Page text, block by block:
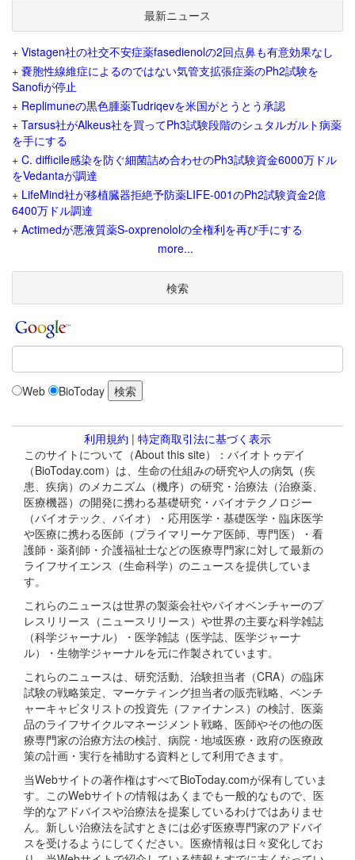
最新ニュース
+ Vistagen社の社交不安症薬fasedienolの2回点鼻も有意効果なし
+ 嚢胞性線維症によるのではない気管支拡張症薬のPh2試験を
Sanofiが停止
+ Replimuneの黒色腫薬Tudriqevを米国がとうとう承認
+ Tarsus社がAlkeus社を買ってPh3試験段階のシュタルガルト病薬
を手にする
+ C. difficile感染を防ぐ細菌詰め合わせのPh3試験資金6000万ドル
をVedantaが調達
+ LifeMind社が移植臓器拒絶予防薬LIFE-001のPh2試験資金2億
6400万ドル調達
+ Actimedが悪液質薬S-oxprenololの全権利を再び手にする
more...
検索
Web BioToday
利用規約 | 特定商取引法に基づく表示
このサイトについて（About this site）：バイオトゥデイ
（BioToday.com）は、生命の仕組みの研究や人の病気（疾
患、疾病）のメカニズム（機序）の研究・治療法（治療薬、
医療機器）の開発に携わる基礎研究・バイオテクノロジー
（バイオテック、バイオ）・応用医学・基礎医学・臨床医学
や医療に携わる医師（プライマリーケア医師、専門医）・看
護師・薬剤師・介護福祉士などの医療専門家に対して最新の
ライフサイエンス（生命科学）のニュースを提供していま
す。
これらのニュースは世界の製薬会社やバイオベンチャーのプ
レスリリース（ニュースリリース）や世界の主要な科学雑誌
（科学ジャーナル）・医学雑誌（医学誌、医学ジャーナ
ル）・生物学ジャーナルを元に作製されています。
これらのニュースは、研究活動、治験担当者（CRA）の臨床
試験の戦略策定、マーケティング担当者の販売戦略、ベンチ
ャーキャピタリストの投資先（ファイナンス）の検討、医薬
品のライフサイクルマネージメント戦略、医師やその他の医
療専門家の治療方法の検討、病院・地域医療・政府の医療政
策の計画・実行を補助する資料として利用できます。
当Webサイトの著作権はすべてBioToday.comが保有していま
す。このWebサイトの情報はあくまでも一般的なもので、医
学的なアドバイスや治療法を提案しているわけではありませ
ん。新しい治療法を試すときには必ず医療専門家のアドバイ
スを受けるようにしてください。医療情報は日々変化してお